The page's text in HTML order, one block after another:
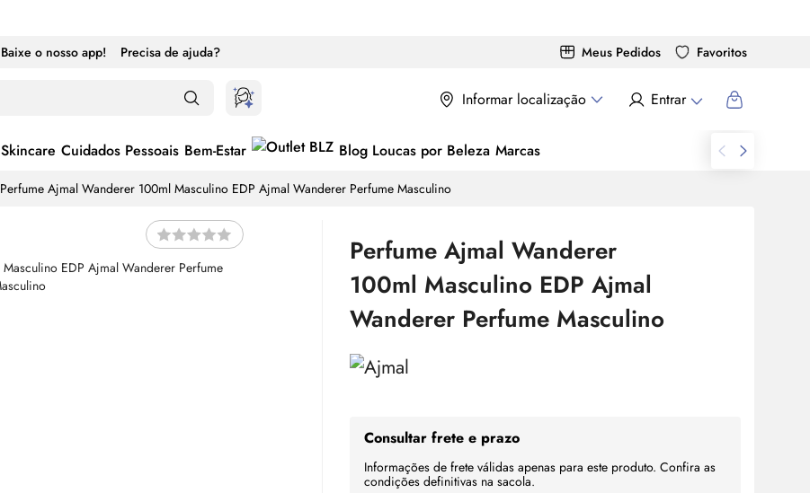
Baixe o nosso app! Precisa de ajuda? Meus Pedidos Favoritos
Informar localização Entrar
Skincare Cuidados Pessoais Bem-Estar Blog Loucas por Beleza Marcas
Perfume Ajmal Wanderer 100ml Masculino EDP Ajmal Wanderer Perfume Masculino
Perfume Ajmal Wanderer
100ml Masculino EDP Ajmal
Wanderer Perfume Masculino
Consultar frete e prazo
Informações de frete válidas apenas para este produto. Confira as
condições definitivas na sacola.